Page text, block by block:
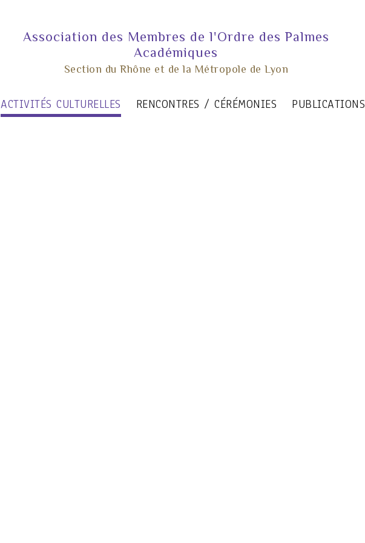
Association des Membres de l'Ordre des Palmes
Académiques
Section du Rhône et de la Métropole de Lyon
ACTIVITÉS CULTURELLES RENCONTRES / CÉRÉMONIES PUBLICATIONS